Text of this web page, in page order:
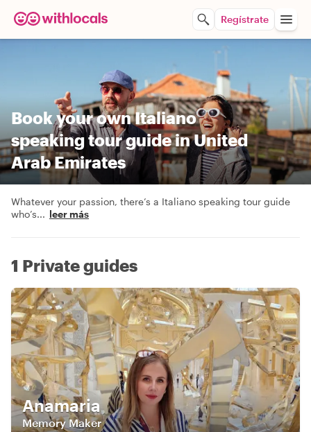
Regístrate
Book your own Italiano
speaking tour guide in United
Arab Emirates
Whatever your passion, there’s a Italiano speaking tour guide
who’s... leer más
1 Private guides
Anamaria
Memory Maker